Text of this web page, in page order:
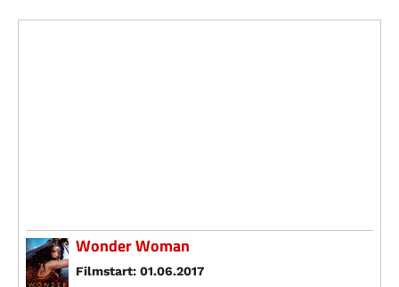
Wonder Woman
Filmstart: 01.06.2017